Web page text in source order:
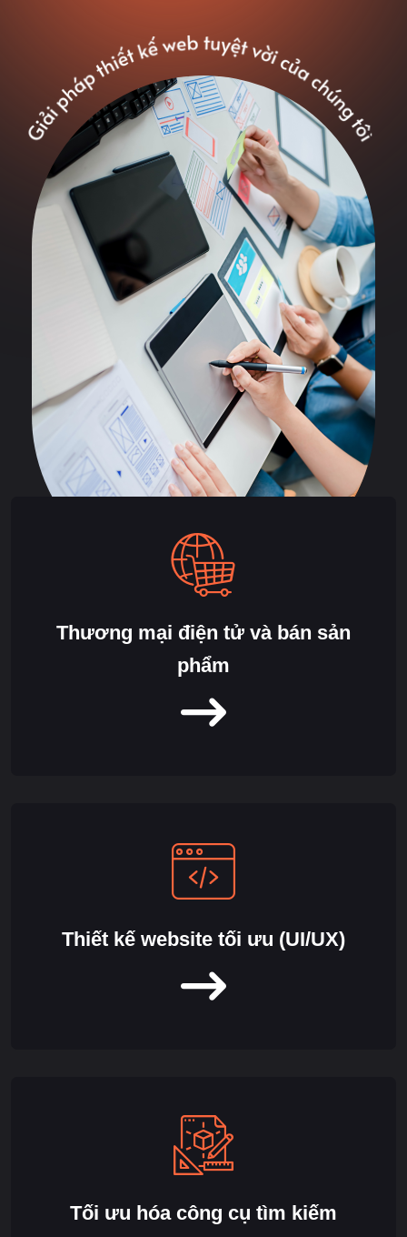
Thương mại điện tử và bán sản
phẩm
Thiết kế website tối ưu (UI/UX)
Tối ưu hóa công cụ tìm kiếm